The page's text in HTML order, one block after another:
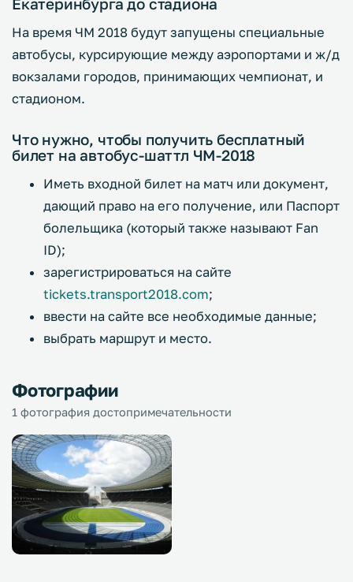
На время ЧМ 2018 будут запущены специальные
автобусы, курсирующие между аэропортами и ж/д
вокзалами городов, принимающих чемпионат, и
стадионом.
Что нужно, чтобы получить бесплатный
билет на автобус-шаттл ЧМ-2018
Иметь входной билет на матч или документ,
дающий право на его получение, или Паспорт
болельщика (который также называют Fan
ID);
зарегистрироваться на сайте
tickets.transport2018.com;
ввести на сайте все необходимые данные;
выбрать маршрут и место.
Фотографии
1 фотография достопримечательности